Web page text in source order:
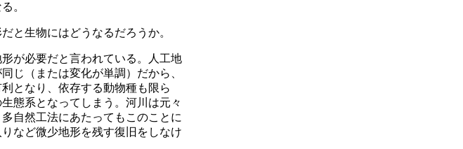
。
と生物にはどうなるだろうか。
が必要だと言われている。人工地
じ（または変化が単調）だから、
となり、依存する動物種も限ら
態系となってしまう。河川は元々
自然工法にあたってもこのことに
など微少地形を残す復旧をしなけ